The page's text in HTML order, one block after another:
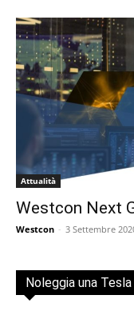
Attualità
Westcon Next
Westcon - 3 Settembre
Noleggia una